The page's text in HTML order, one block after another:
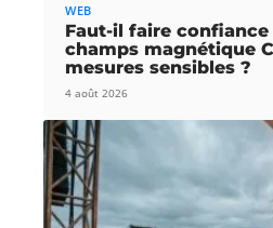
WEB
Faut-il faire
champs magnétique
mesures sensibles ?
4 août 2026